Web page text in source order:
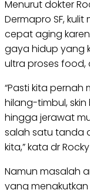
Menurut dokter
Dermapro SF,
cepat aging
gaya hidup yang
ultra proses
“Pasti kita pernah
hilang-timbul,
hingga jerawat
salah satu tanda
kita,” kata dr
Namun masalah
yang